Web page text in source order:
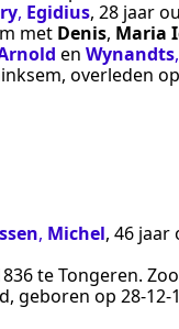
, Egidius, 28 jaar
met Denis, Maria
en Wynandts,
, overleden op
, Michel, 46 jaar
teTongeren.
geboren op